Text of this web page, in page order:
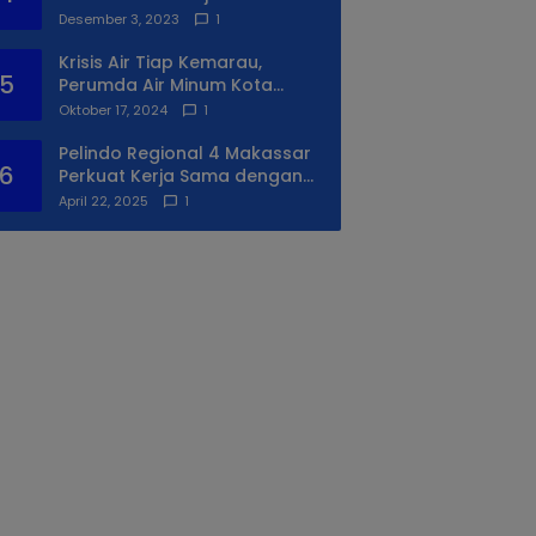
Syukuran Ke II
Desember 3, 2023 1
Krisis Air Tiap Kemarau,
Perumda Air Minum Kota
Makassar Beri Solusi Terbaik
Oktober 17, 2024 1
Pelindo Regional 4 Makassar
Perkuat Kerja Sama dengan
PIP Makassar Lewat Praktek
April 22, 2025 1